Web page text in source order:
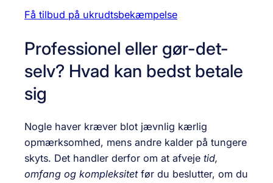
Få tilbud på ukrudtsbekæmpelse
Professionel eller gør-det-
selv? Hvad kan bedst betale
sig
Nogle haver kræver blot jævnlig kærlig
opmærksomhed, mens andre kalder på tungere
skyts. Det handler derfor om at afveje tid,
omfang og kompleksitetfør du beslutter, om du